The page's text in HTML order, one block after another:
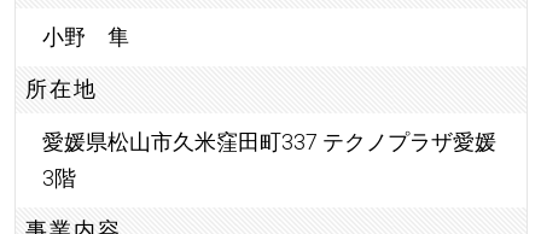
小野 隼
所在地
愛媛県松山市久米窪田町337 テクノプラザ愛媛
3階